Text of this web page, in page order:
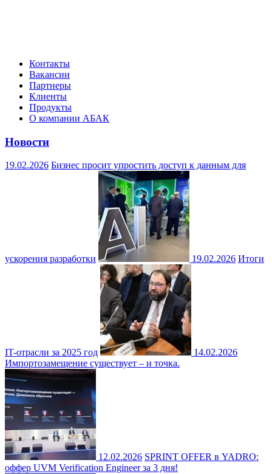
Контакты
Вакансии
Партнеры
Клиенты
Продукты
О компании АБАК
Новости
19.02.2026 Бизнес просит упростить доступ к данным для
ускорения разработки 19.02.2026 Итоги
IT-отрасли за 2025 год
14.02.2026
Импортозамещение существует – и точка.
12.02.2026 SPRINT OFFER в YADRO:
оффер UVM Verification Engineer за 3 дня!